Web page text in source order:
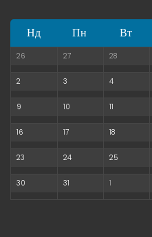
Нд Пн Вт
26 27 28
2 3 4
9 10 11
16 17 18
23 24 25
30 31 1